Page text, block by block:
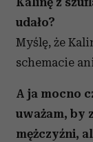
Partnerzy
otrzymanymi
korzystania z
udało?
Myślę, że
schemacie
A ja mocno
uważam, by
mężczyźni,